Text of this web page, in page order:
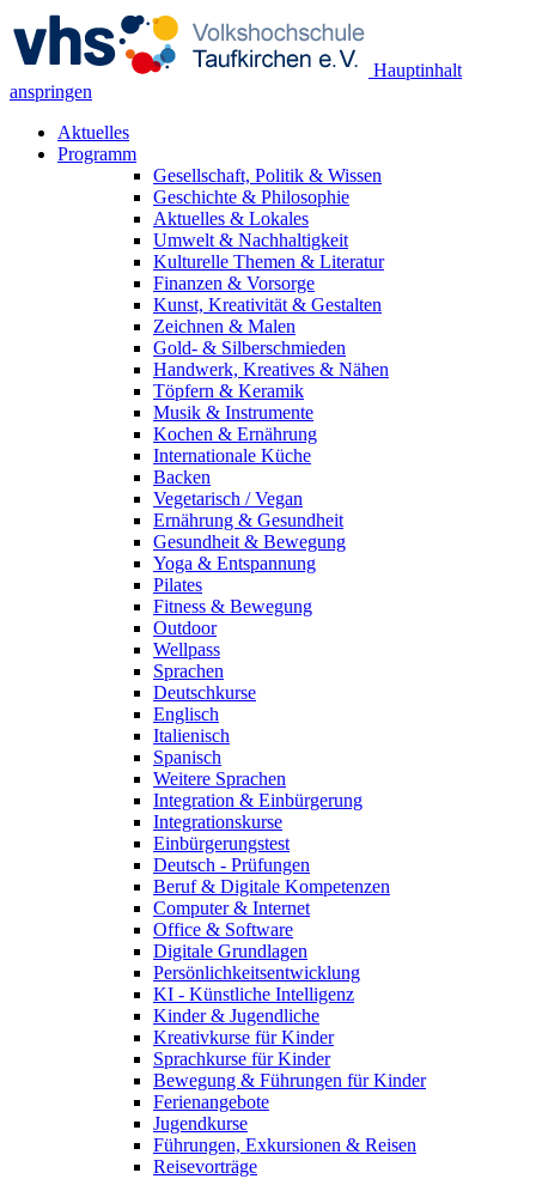
Hauptinhalt
anspringen
Aktuelles
Programm
Gesellschaft, Politik & Wissen
Geschichte & Philosophie
Aktuelles & Lokales
Umwelt & Nachhaltigkeit
Kulturelle Themen & Literatur
Finanzen & Vorsorge
Kunst, Kreativität & Gestalten
Zeichnen & Malen
Gold- & Silberschmieden
Handwerk, Kreatives & Nähen
Töpfern & Keramik
Musik & Instrumente
Kochen & Ernährung
Internationale Küche
Backen
Vegetarisch / Vegan
Ernährung & Gesundheit
Gesundheit & Bewegung
Yoga & Entspannung
Pilates
Fitness & Bewegung
Outdoor
Wellpass
Sprachen
Deutschkurse
Englisch
Italienisch
Spanisch
Weitere Sprachen
Integration & Einbürgerung
Integrationskurse
Einbürgerungstest
Deutsch - Prüfungen
Beruf & Digitale Kompetenzen
Computer & Internet
Office & Software
Digitale Grundlagen
Persönlichkeitsentwicklung
KI - Künstliche Intelligenz
Kinder & Jugendliche
Kreativkurse für Kinder
Sprachkurse für Kinder
Bewegung & Führungen für Kinder
Ferienangebote
Jugendkurse
Führungen, Exkursionen & Reisen
Reisevorträge